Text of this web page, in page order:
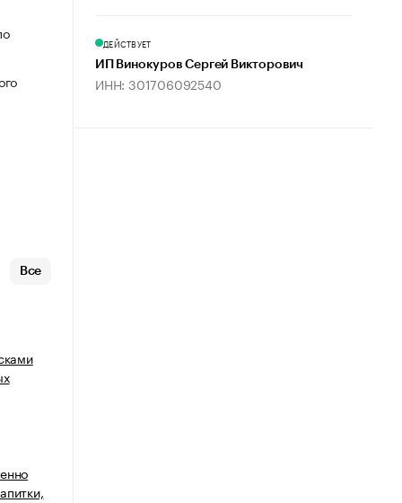
Все
ДЕЙСТВУЕТ
ИП Винокуров Сергей Викторович
ИНН: 301706092540